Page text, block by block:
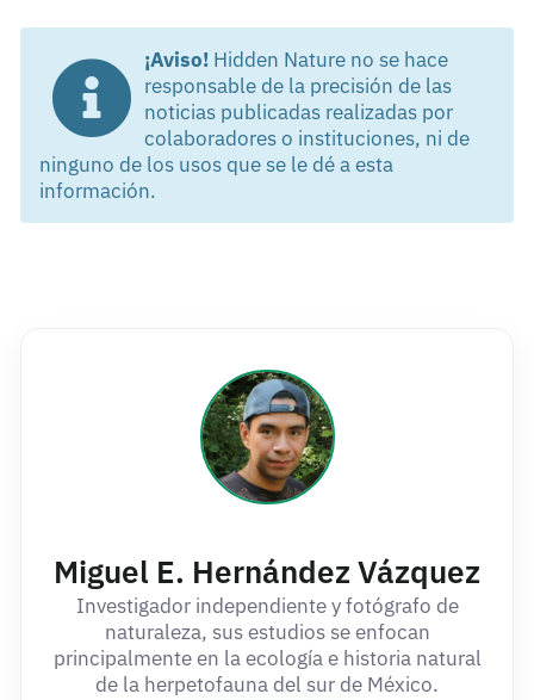
¡Aviso! Hidden Nature no se hace
responsable de la precisión de las
noticias publicadas realizadas por
colaboradores o instituciones, ni de
ninguno de los usos que se le dé a esta
información.
Miguel E. Hernández Vázquez
Investigador independiente y fotógrafo de
naturaleza, sus estudios se enfocan
principalmente en la ecología e historia natural
de la herpetofauna del sur de México.